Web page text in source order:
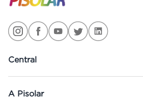
Central
A Pisolar